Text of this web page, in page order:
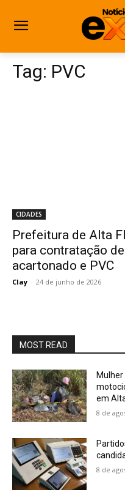
Tag: PVC
CIDADES
Prefeitura de Alta
para contratação
acartonado e PVC
Clay - 24 de junho de 2026
MOST READ
em
8 de
8 de